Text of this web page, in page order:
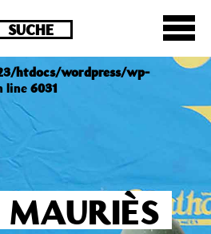
ist seit
stattdessen
htdocs/wordpress/wp-
line 6031